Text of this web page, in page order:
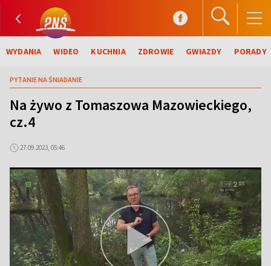
WYDANIA WIDEO KUCHNIA ZDROWIE GWIAZDY PORADY
PYTANIE NA ŚNIADANIE
Na żywo z Tomaszowa Mazowieckiego,
cz.4
27.09.2023, 05:46